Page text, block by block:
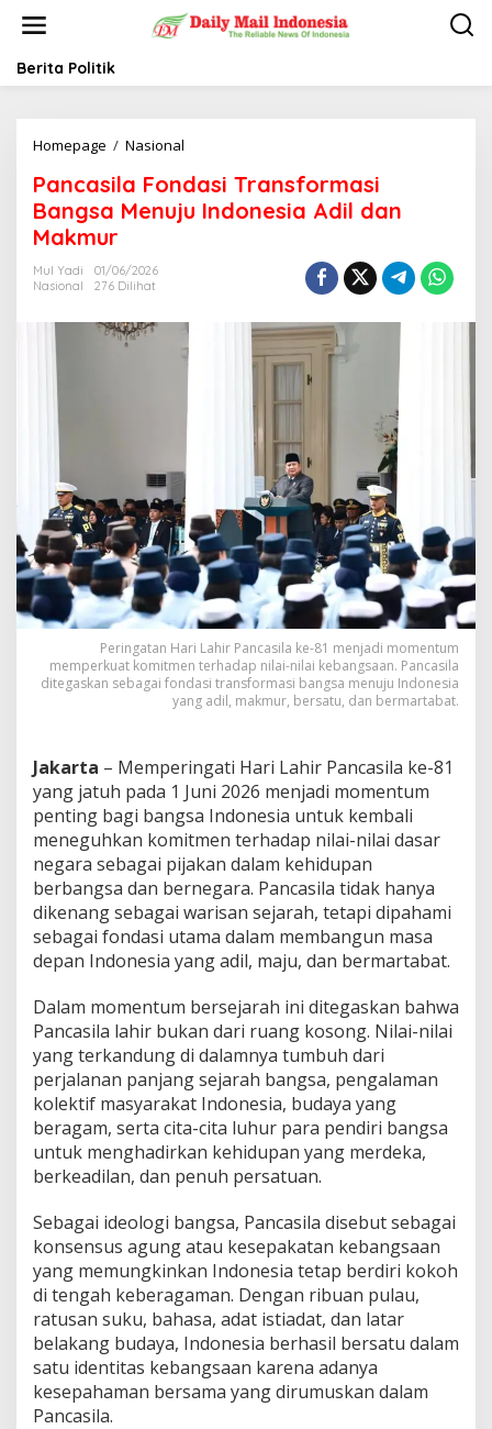
t
Berita Politik
Homepage / Nasional
n
c
a
F
o
n
r
a
n
s
f
o
r
m
s
i
B
g
s
a
M
e
n
u
j
u
I
n
o
n
e
s
i
a
A
d
i
l
n
M
a
k
m
u
r
Pancasila Fondasi Transformasi
Bangsa Menuju Indonesia Adil dan
Makmur
Mul Yadi
01/06/2026
Nasional
276 Dilihat
Peringatan Hari Lahir Pancasila ke-81 menjadi momentum
memperkuat komitmen terhadap nilai-nilai kebangsaan. Pancasila
ditegaskan sebagai fondasi transformasi bangsa menuju Indonesia
yang adil, makmur, bersatu, dan bermartabat.
Jakarta – Memperingati Hari Lahir Pancasila ke-81
yang jatuh pada 1 Juni 2026 menjadi momentum
penting bagi bangsa Indonesia untuk kembali
meneguhkan komitmen terhadap nilai-nilai dasar
negara sebagai pijakan dalam kehidupan
berbangsa dan bernegara. Pancasila tidak hanya
dikenang sebagai warisan sejarah, tetapi dipahami
sebagai fondasi utama dalam membangun masa
depan Indonesia yang adil, maju, dan bermartabat.
Dalam momentum bersejarah ini ditegaskan bahwa
Pancasila lahir bukan dari ruang kosong. Nilai-nilai
yang terkandung di dalamnya tumbuh dari
perjalanan panjang sejarah bangsa, pengalaman
kolektif masyarakat Indonesia, budaya yang
beragam, serta cita-cita luhur para pendiri bangsa
untuk menghadirkan kehidupan yang merdeka,
berkeadilan, dan penuh persatuan.
Sebagai ideologi bangsa, Pancasila disebut sebagai
konsensus agung atau kesepakatan kebangsaan
yang memungkinkan Indonesia tetap berdiri kokoh
di tengah keberagaman. Dengan ribuan pulau,
ratusan suku, bahasa, adat istiadat, dan latar
belakang budaya, Indonesia berhasil bersatu dalam
satu identitas kebangsaan karena adanya
kesepahaman bersama yang dirumuskan dalam
Pancasila.